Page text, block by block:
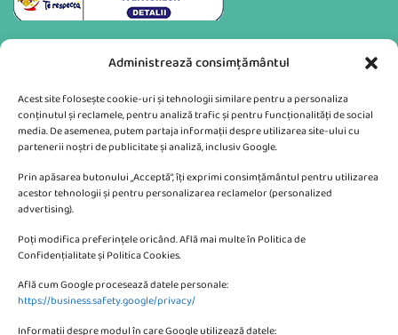
Administrează consimțământul
Acest site folosește cookie-uri și tehnologii similare pentru a personaliza
conținutul și reclamele, pentru analiză trafic și pentru funcționalități de social
media. De asemenea, putem partaja informații despre utilizarea site-ului cu
partenerii noștri de publicitate și analiză, inclusiv Google.
Prin apăsarea butonului „Acceptă”, îți exprimi consimțământul pentru utilizarea
acestor tehnologii și pentru personalizarea reclamelor (personalized
advertising).
Poți modifica preferințele oricând. Află mai multe în Politica de
Confidențialitate și Politica Cookies.
Află cum Google procesează datele personale:
https://business.safety.google/privacy/
Informații despre modul în care Google utilizează datele:
Va putem sprijini si prin:
CONTACTEAZA-NE